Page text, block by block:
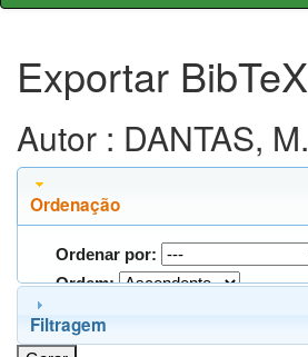
Exportar BibTeX
Autor : DANTAS, M.
Ordenação
Ordenar por:
Ordem:
Filtragem